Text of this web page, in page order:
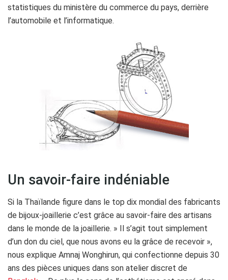
statistiques du ministère du commerce du pays, derrière
l’automobile et l’informatique.
Un savoir-faire indéniable
Si la Thaïlande figure dans le top dix mondial des fabricants
de bijoux-joaillerie c’est grâce au savoir-faire des artisans
dans le monde de la joaillerie. » Il s’agit tout simplement
d’un don du ciel, que nous avons eu la grâce de recevoir »,
nous explique Amnaj Wonghirun, qui confectionne depuis 30
ans des pièces uniques dans son atelier discret de